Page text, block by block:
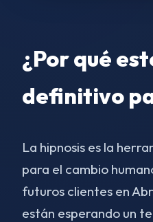
¿Por qué
definitivo
La hipnosis es la
para el cambio
futuros clientes en
están esperando un